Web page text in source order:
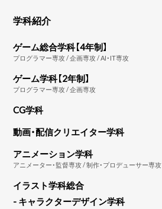
学科紹介
ゲーム総合学科【4年制】
プログラマー専攻 / 企画専攻 / AI・IT専攻
ゲーム学科【2年制】
プログラマー専攻 / 企画専攻
CG学科
動画・配信クリエイター学科
アニメーション学科
アニメーター・監督専攻 / 制作・プロデューサー専攻
イラスト学科総合
- キャラクターデザイン学科